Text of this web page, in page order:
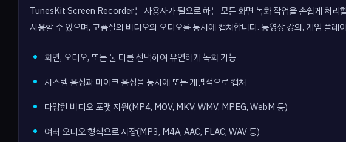
TunesKit Screen Recorder는 사용자가 필요로 하는 모든 화면 녹화 작업을 손쉽게 처리
사용할 수 있으며, 고품질의 비디오와 오디오를 동시에 캡처합니다. 동영상 강의, 게임 플
화면, 오디오, 또는 둘 다를 선택하여 유연하게 녹화 가능
시스템 음성과 마이크 음성을 동시에 또는 개별적으로 캡처
다양한 비디오 포맷 지원(MP4, MOV, MKV, WMV, MPEG, WebM 등)
여러 오디오 형식으로 저장(MP3, M4A, AAC, FLAC, WAV 등)